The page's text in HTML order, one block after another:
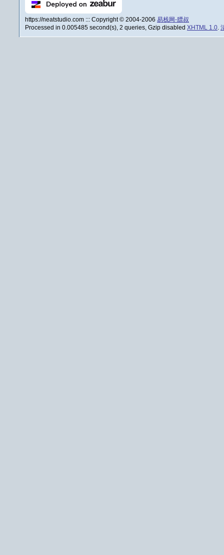
https://neatstudio.com ::: Copyright © 2004-2006 易栈网-膘叔
Processed in 0.005485 second(s), 2 queries, Gzip disabled XHTML 1.0.